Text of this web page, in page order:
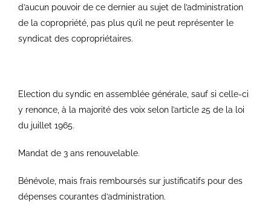
d’aucun pouvoir de ce dernier au sujet de l’administration
de la copropriété, pas plus qu’il ne peut représenter le
syndicat des copropriétaires.
Election du syndic en assemblée générale, sauf si celle-ci
y renonce, à la majorité des voix selon l’article 25 de la loi
du juillet 1965.
Mandat de 3 ans renouvelable.
Bénévole, mais frais remboursés sur justificatifs pour des
dépenses courantes d’administration.